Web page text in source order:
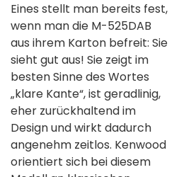
Eines stellt man bereits fest,
wenn man die M-525DAB
aus ihrem Karton befreit: Sie
sieht gut aus! Sie zeigt im
besten Sinne des Wortes
„klare Kante“, ist geradlinig,
eher zurückhaltend im
Design und wirkt dadurch
angenehm zeitlos. Kenwood
orientiert sich bei diesem